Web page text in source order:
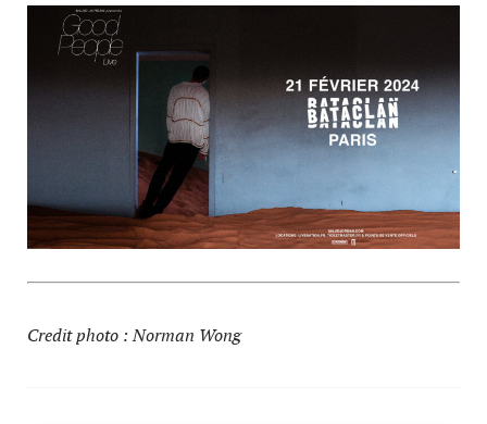
Credit photo : Norman Wong